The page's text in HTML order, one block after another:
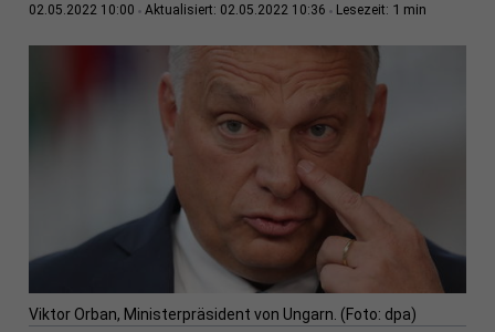
02.05.2022 10:00 Aktualisiert: 02.05.2022 10:36 Lesezeit: 1 min
Viktor Orban, Ministerpräsident von Ungarn. (Foto: dpa)